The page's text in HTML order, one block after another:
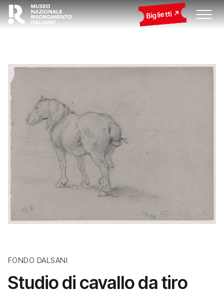
Biglietti
FONDO DALSANI
Studio di cavallo da tiro